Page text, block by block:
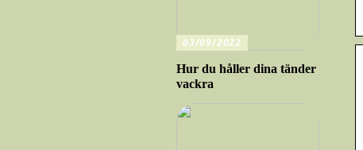
03/09/2022
Hur du håller dina tänder
vackra